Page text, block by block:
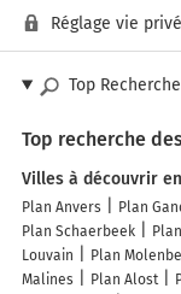
Réglage vie
Top
Top recherche
Villes à découvrir
Plan Anvers Plan
Plan Schaerbeek
Louvain
Plan
Malines
Plan Alost